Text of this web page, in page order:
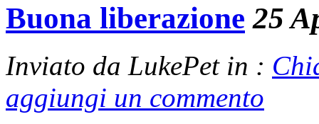
Buona liberazione 25
Inviato da LukePet in :
aggiungi un commento